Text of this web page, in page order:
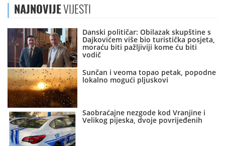
NAJNOVIJEVIJESTI
Danski političar: Obilazak skupštine s
Dajkovićem više bio turistička posjeta,
moraću biti pažljiviji kome ću biti
vodič
Sunčan i veoma topao petak, popodne
lokalno mogući pljuskovi
Saobraćajne nezgode kod Vranjine i
Velikog pijeska, dvoje povrijeđenih